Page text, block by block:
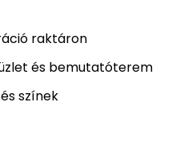
raktáron
és bemutatóterem
színek